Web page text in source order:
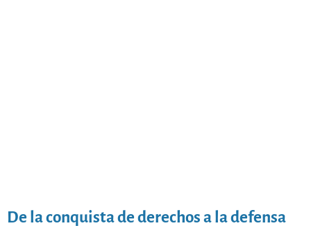
De la conquista de derechos a la defensa